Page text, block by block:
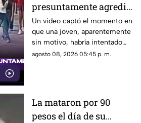
presuntamente agredir
a un pony en feria de
Pueblo Mágico
Un video captó el momento en
que una joven, aparentemente
sin motivo, habría intentado
agredir a un pequeño pony.
agosto 08, 2026 05:45 p. m.
La mataron por 90
pesos el día de su